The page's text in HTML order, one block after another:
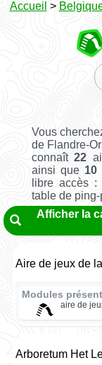
Accueil >
Vous
de Flandre-
connaît22
ainsi que 10
libre accès
table de ping-
Afficher la
Aire de jeux de
Modules
aire de
Arboretum Het